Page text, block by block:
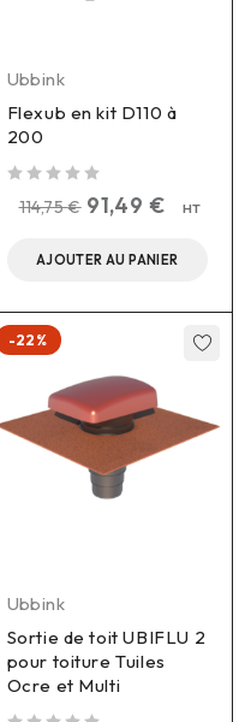
Ubbink
Flexub en kit D110 à
200
114,75€ 91,49 € HT
AJOUTER AU PANIER
-22%
Ubbink
Sortie de toit UBIFLU 2
pour toiture Tuiles
Ocre et Multi